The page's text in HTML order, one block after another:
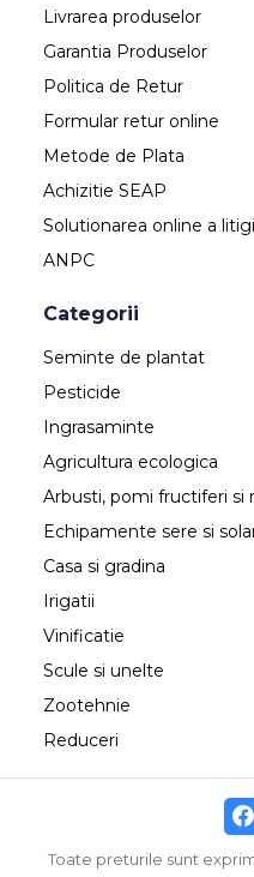
Livrarea produselor
Garantia Produselor
Politica de Retur
Formular retur online
Metode de Plata
Achizitie SEAP
Solutionarea online a
ANPC
Categorii
Seminte de plantat
Pesticide
Ingrasaminte
Agricultura ecologica
Arbusti, pomi fructiferi si
Echipamente sere si
Casa si gradina
Irigatii
Vinificatie
Scule si unelte
Zootehnie
Reduceri
Toate preturile sunt